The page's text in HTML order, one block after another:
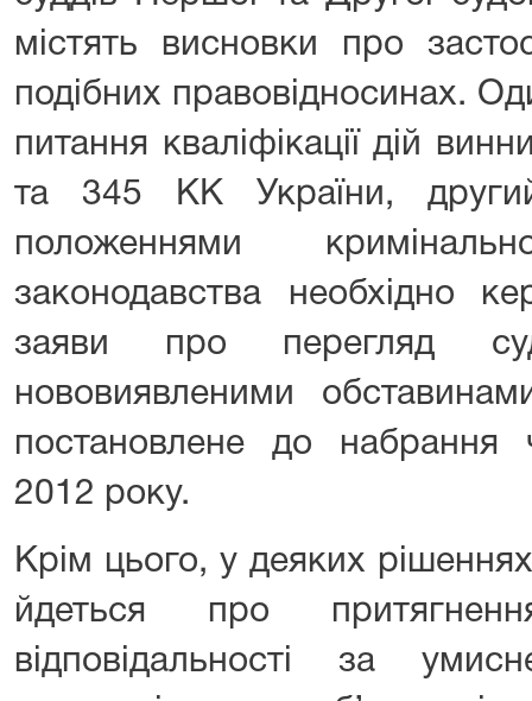
містять висновки про
подібних правовідносинах.
питання кваліфікації дій
та 345 КК України,
положеннями
законодавства необхідно
заяви про перегляд
нововиявленими
постановлене до набрання
2012 року.
Крім цього, у деяких
йдеться про
відповідальності за